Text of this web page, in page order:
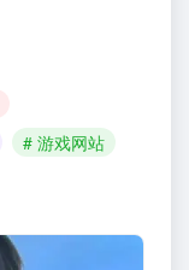
# 游戏网站